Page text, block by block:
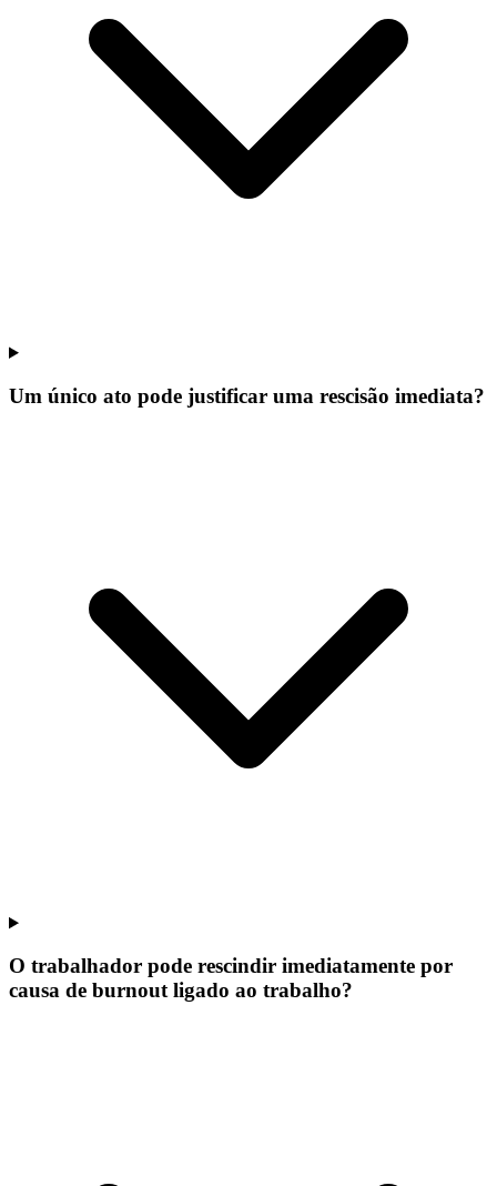
Um único ato pode justificar uma rescisão imediata?
O trabalhador pode rescindir imediatamente por
causa de burnout ligado ao trabalho?